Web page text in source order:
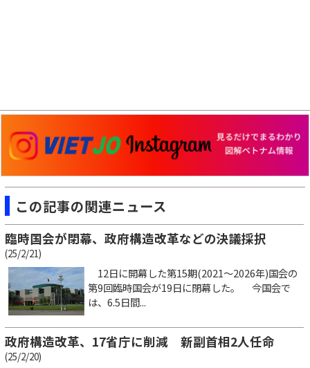
この記事の関連ニュース
臨時国会が閉幕、政府構造改革などの決議採択
(25/2/21)
12日に開幕した第15期(2021～2026年)国会の
第9回臨時国会が19日に閉幕した。 今国会で
は、6.5日間...
政府構造改革、17省庁に削減 新副首相2人任命
(25/2/20)